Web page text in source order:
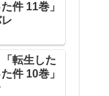
件 11巻」
転生した
件 10巻」